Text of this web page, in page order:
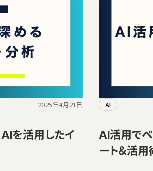
2025年4月21日
を活用したイ
AI
AI活用でペ
ート＆活用